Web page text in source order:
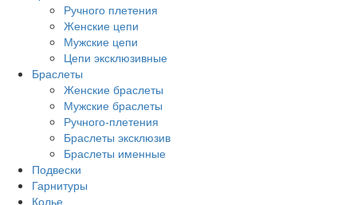
Ручного плетения
Женские цепи
Мужские цепи
Цепи эксклюзивные
Браслеты
Женские браслеты
Мужские браслеты
Ручного-плетения
Браслеты эксклюзив
Браслеты именные
Подвески
Гарнитуры
Колье